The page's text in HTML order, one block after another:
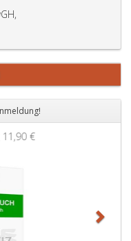
11,90 €